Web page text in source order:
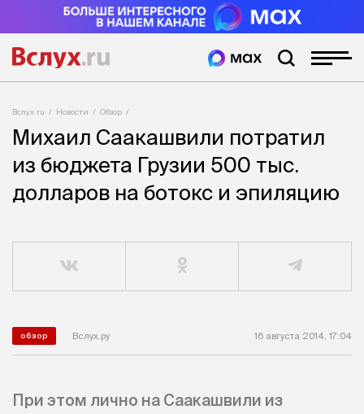
Вслух.ru Новости Обзор
Михаил Саакашвили потратил
из бюджета Грузии 500 тыс.
долларов на ботокс и эпиляцию
обзор Вслух.ру 16 августа 2014, 17:04
При этом лично на Саакашвили из